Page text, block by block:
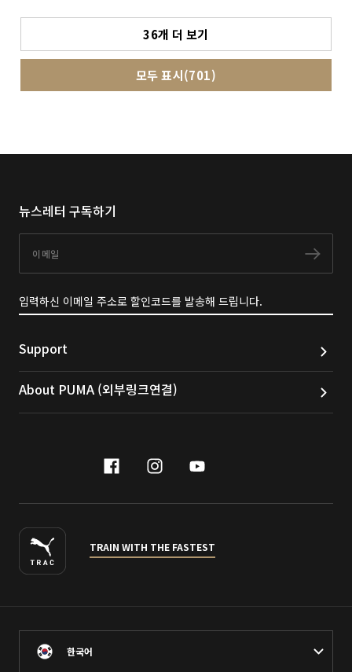
36개 더 보기
모두 표시(701)
뉴스레터 구독하기
구독
입력하신 이메일 주소로 할인코드를 발송해 드립니다.
Support
About PUMA (외부링크연결)
facebook
instagram
youtube
TRAIN WITH THE FASTEST
한국어